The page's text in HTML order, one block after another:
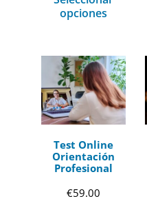
opciones
Test Online
Orientación
Profesional
€59.00